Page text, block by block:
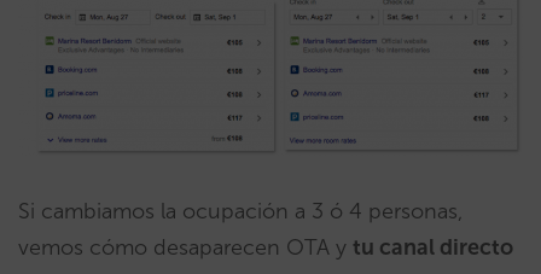
Si cambiamos la ocupación a 3 ó 4 personas,
vemos cómo desaparecen OTA y tu canal directo